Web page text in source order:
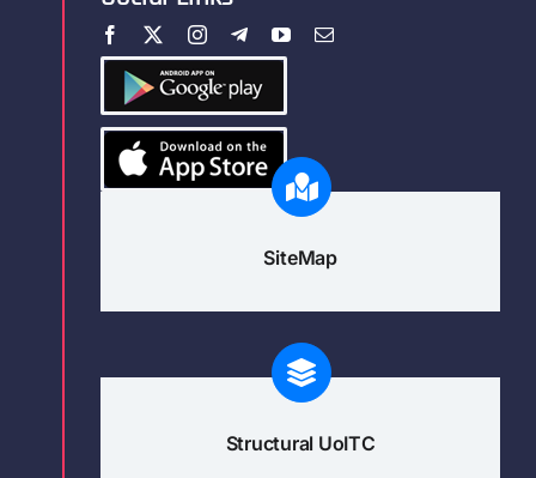
SiteMap
Structural UoITC